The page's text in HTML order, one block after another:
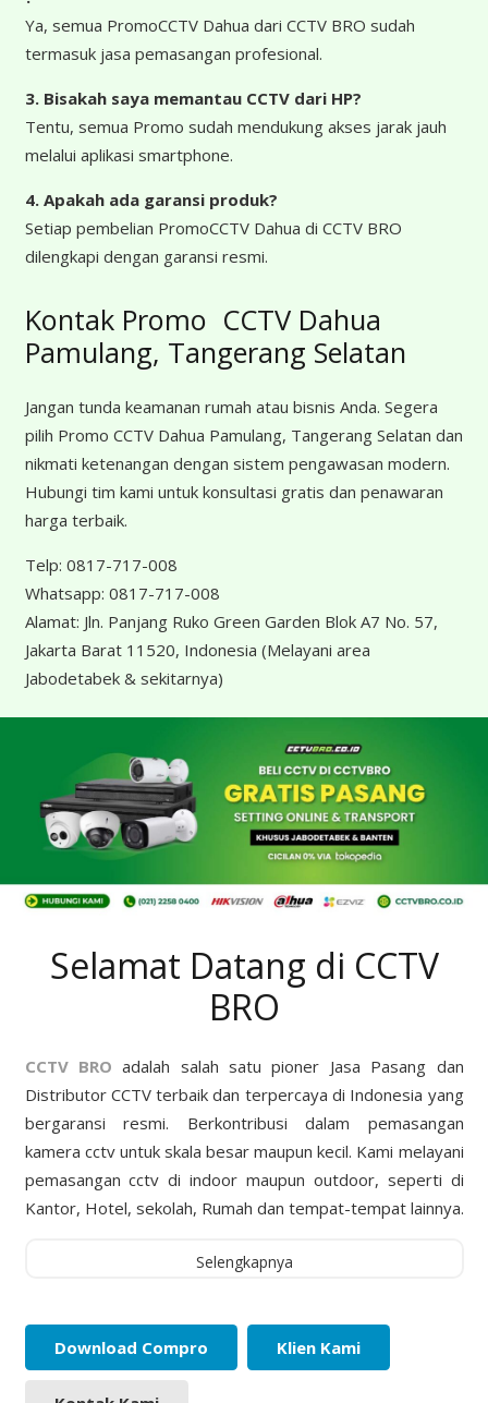
Ya, semua PromoCCTV Dahua dari CCTV BRO sudah
termasuk jasa pemasangan profesional.
3. Bisakah saya memantau CCTV dari HP?
Tentu, semua Promo sudah mendukung akses jarak jauh
melalui aplikasi smartphone.
4. Apakah ada garansi produk?
Setiap pembelian PromoCCTV Dahua di CCTV BRO
dilengkapi dengan garansi resmi.
Kontak Promo CCTV Dahua
Pamulang, Tangerang Selatan
Jangan tunda keamanan rumah atau bisnis Anda. Segera
pilih Promo CCTV Dahua Pamulang, Tangerang Selatan dan
nikmati ketenangan dengan sistem pengawasan modern.
Hubungi tim kami untuk konsultasi gratis dan penawaran
harga terbaik.
Telp: 0817-717-008
Whatsapp: 0817-717-008
Alamat: Jln. Panjang Ruko Green Garden Blok A7 No. 57,
Jakarta Barat 11520, Indonesia (Melayani area
Jabodetabek & sekitarnya)
Selamat Datang di CCTV
BRO
CCTV BRO adalah salah satu pioner Jasa Pasang dan
Distributor CCTV terbaik dan terpercaya di Indonesia yang
bergaransi resmi. Berkontribusi dalam pemasangan
kamera cctv untuk skala besar maupun kecil. Kami melayani
pemasangan cctv di indoor maupun outdoor, seperti di
Kantor, Hotel, sekolah, Rumah dan tempat-tempat lainnya.
Selengkapnya
Download Compro Klien Kami